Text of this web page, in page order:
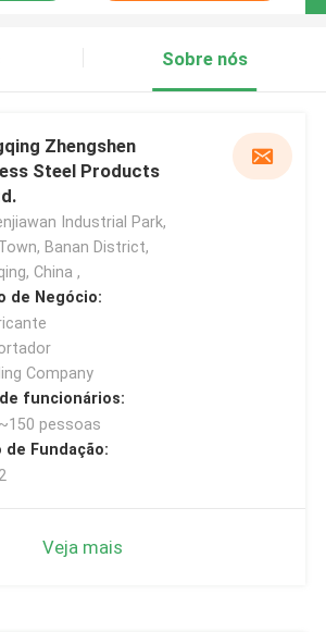
Sobre nós
Zhengshen
Steel Products
Industrial Park,
Banan District,
China ,
de Negócio:
Company
de funcionários:
pessoas
de Fundação:
Veja mais